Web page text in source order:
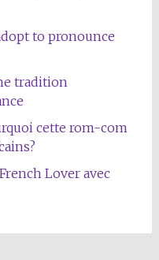
to pronounce
tradition
cette rom-com
Lover avec